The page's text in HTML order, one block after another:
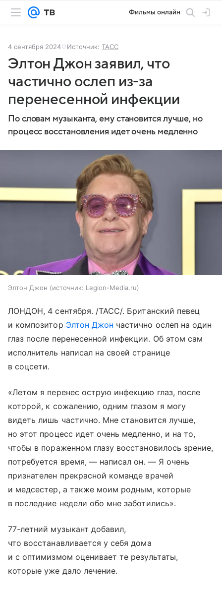
Фильмы онлайн
4 сентября 2024 Источник: ТАСС
Элтон Джон заявил, что
частично ослеп из-за
перенесенной инфекции
По словам музыканта, ему становится лучше, но
процесс восстановления идет очень медленно
Элтон Джон источник: Legion-Media.ru
ЛОНДОН, 4 сентября. /ТАСС/. Британский певец
и композитор Элтон Джон частично ослеп на один
глаз после перенесенной инфекции. Об этом сам
исполнитель написал на своей странице
в соцсети.
«Летом я перенес острую инфекцию глаз, после
которой, к сожалению, одним глазом я могу
видеть лишь частично. Мне становится лучше,
но этот процесс идет очень медленно, и на то,
чтобы в пораженном глазу восстановилось зрение,
потребуется время, — написал он. — Я очень
признателен прекрасной команде врачей
и медсестер, а также моим родным, которые
в последние недели обо мне заботились».
77-летний музыкант добавил,
что восстанавливается у себя дома
и с оптимизмом оценивает те результаты,
которые уже дало лечение.